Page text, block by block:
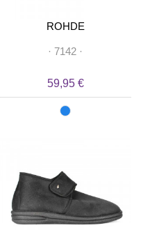
ROHDE
· 7142 ·
59,95 €